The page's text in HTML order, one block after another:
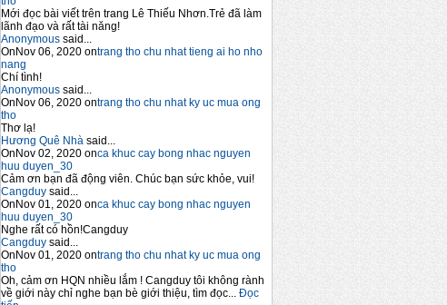
Mới đọc bài viết trên trang Lê Thiếu Nhơn.Trẻ đã làm
lãnh đạo và rất tài năng!
Anonymous said...
OnNov 06, 2020 ontrang tho chu nhat tieng ai ho nho
nang
Chí tình!
Anonymous said...
OnNov 06, 2020 ontrang tho chu nhat ky uc mua ong
tho
Thơ lạ!
Hương Quê Nhà said...
OnNov 02, 2020 onca khuc cay bong nhac nguyen
huu duyen_30
Cảm ơn bạn đã động viên. Chúc bạn sức khỏe, vui!
Cangduy said...
OnNov 01, 2020 onca khuc cay bong nhac nguyen
huu duyen_30
Nghe rất có hồn!Cangduy
Cangduy said...
OnNov 01, 2020 ontrang tho chu nhat ky uc mua ong
tho
Oh, cảm ơn HQN nhiều lắm ! Cangduy tôi không rành
về giới này chỉ nghe bạn bè giới thiệu, tìm đọc... Đọc